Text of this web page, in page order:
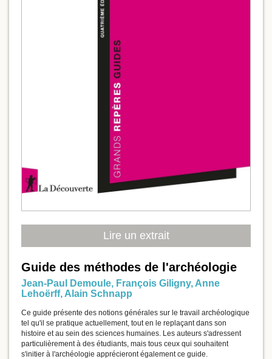
Lire un extrait
Guide des méthodes de l'archéologie
Jean-Paul Demoule, François Giligny, Anne
Lehoërff, Alain Schnapp
Ce guide présente des notions générales sur le travail archéologique
tel qu'il se pratique actuellement, tout en le replaçant dans son
histoire et au sein des sciences humaines. Les auteurs s'adressent
particulièrement à des étudiants, mais tous ceux qui souhaitent
s'initier à l'archéologie apprécieront également ce guide.